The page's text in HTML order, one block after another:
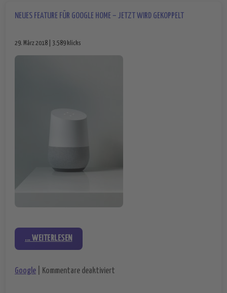
NEUES FEATURE FÜR GOOGLE HOME – JETZT WIRD GEKOPPELT
29. März 2018 | 3.589 klicks
... WEITERLESEN
Google Kommentare deaktiviert